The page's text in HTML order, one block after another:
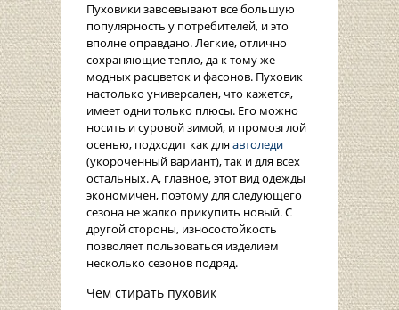
Пуховики завоевывают все большую
популярность у потребителей, и это
вполне оправдано. Легкие, отлично
сохраняющие тепло, да к тому же
модных расцветок и фасонов. Пуховик
настолько универсален, что кажется,
имеет одни только плюсы. Его можно
носить и суровой зимой, и промозглой
осенью, подходит как дляавтоледи
(укороченный вариант), так и для всех
остальных. А, главное, этот вид одежды
экономичен, поэтому для следующего
сезона не жалко прикупить новый. С
другой стороны, износостойкость
позволяет пользоваться изделием
несколько сезонов подряд.
Чем стирать пуховик